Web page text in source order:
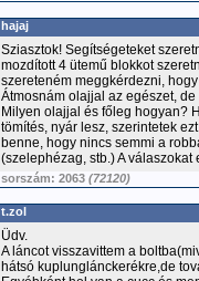
hajaj
Sziasztok! Segítségeteket
mozdított 4 ütemű blokkot
szereteném meggkérdezni,
Átmosnám olajjal az egészet,
Milyen olajjal és főleg hogyan?
tömítés, nyár lesz, szerintetek
benne, hogy nincs semmi a
(szelephézag, stb.) A válaszokat
sorszám: 2063 (72120)
t.zol
Üdv.
A láncot visszavittem a
hátsó kuplunglánckerékre,de